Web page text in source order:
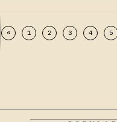
« 1 2 3 4 5